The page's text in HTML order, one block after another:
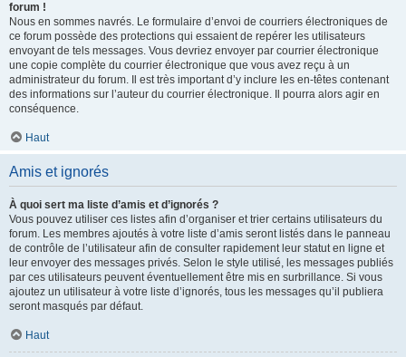
forum !
Nous en sommes navrés. Le formulaire d’envoi de courriers électroniques de
ce forum possède des protections qui essaient de repérer les utilisateurs
envoyant de tels messages. Vous devriez envoyer par courrier électronique
une copie complète du courrier électronique que vous avez reçu à un
administrateur du forum. Il est très important d’y inclure les en-têtes contenant
des informations sur l’auteur du courrier électronique. Il pourra alors agir en
conséquence.
Haut
Amis et ignorés
À quoi sert ma liste d’amis et d’ignorés ?
Vous pouvez utiliser ces listes afin d’organiser et trier certains utilisateurs du
forum. Les membres ajoutés à votre liste d’amis seront listés dans le panneau
de contrôle de l’utilisateur afin de consulter rapidement leur statut en ligne et
leur envoyer des messages privés. Selon le style utilisé, les messages publiés
par ces utilisateurs peuvent éventuellement être mis en surbrillance. Si vous
ajoutez un utilisateur à votre liste d’ignorés, tous les messages qu’il publiera
seront masqués par défaut.
Haut